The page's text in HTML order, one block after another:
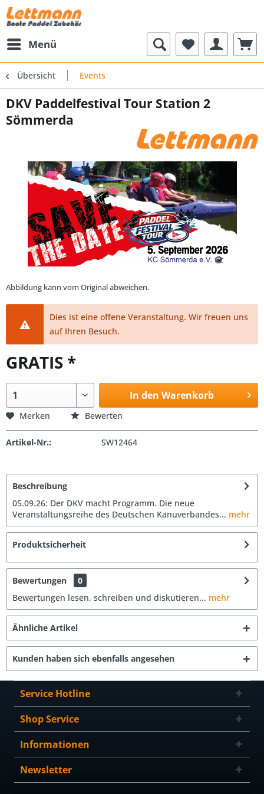
Menü
Übersicht Events
DKV Paddelfestival Tour Station 2
Sömmerda
Abbildung kann vom Original abweichen.
Dies ist eine offene Veranstaltung. Wir freuen uns
auf Ihren Besuch.
GRATIS *
In den Warenkorb
Merken Bewerten
Artikel-Nr.: SW12464
Beschreibung
05.09.26: Der DKV macht Programm. Die neue
Veranstaltungsreihe des Deutschen Kanuverbandes... mehr
Produktsicherheit
Bewertungen
0
Bewertungen lesen, schreiben und diskutieren... mehr
Ähnliche Artikel
Kunden haben sich ebenfalls angesehen
Service Hotline
Shop Service
Informationen
Newsletter